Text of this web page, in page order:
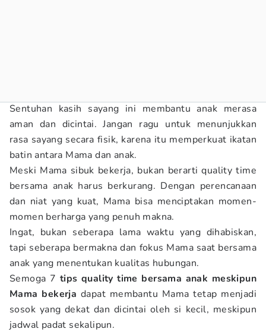
Sentuhan kasih sayang ini membantu anak merasa
aman dan dicintai. Jangan ragu untuk menunjukkan
rasa sayang secara fisik, karena itu memperkuat ikatan
batin antara Mama dan anak.
Meski Mama sibuk bekerja, bukan berarti quality time
bersama anak harus berkurang. Dengan perencanaan
dan niat yang kuat, Mama bisa menciptakan momen-
momen berharga yang penuh makna.
Ingat, bukan seberapa lama waktu yang dihabiskan,
tapi seberapa bermakna dan fokus Mama saat bersama
anak yang menentukan kualitas hubungan.
Semoga 7 tips quality time bersama anak meskipun
Mama bekerja dapat membantu Mama tetap menjadi
sosok yang dekat dan dicintai oleh si kecil, meskipun
jadwal padat sekalipun.